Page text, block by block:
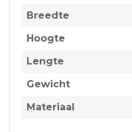
Breedte
Hoogte
Lengte
Gewicht
Materiaal